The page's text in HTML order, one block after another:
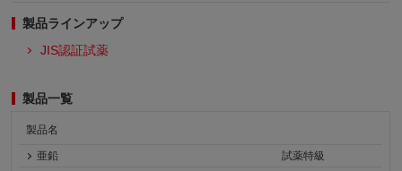
製品ラインアップ
JIS認証試薬
製品一覧
製品名
亜鉛
試薬特級